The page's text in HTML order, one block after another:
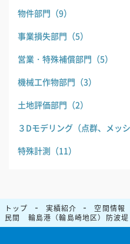
物件部門 （9）
事業損失部門 （5）
営業・特殊補償部門 （5）
機械工作物部門 （3）
土地評価部門 （2）
３Dモデリング（点群、メッ
特殊計測 （11）
トップ 実績紹介
空間情報
民間 輪島港（輪島崎地区）防波堤